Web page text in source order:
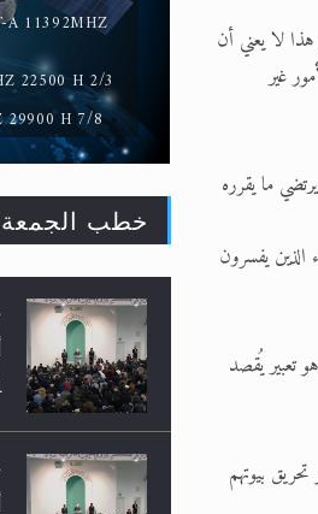
لا يعني أن
غير
ما يقرره
يفسرون
تعبير يُقصد
بيوتهم
A 11392MHZ
22500 H 2/3
29900 H 7/8
خطب الجمعة